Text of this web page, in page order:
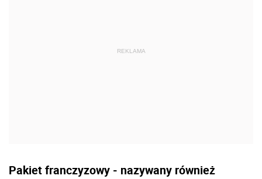
Pakiet franczyzowy - nazywany również